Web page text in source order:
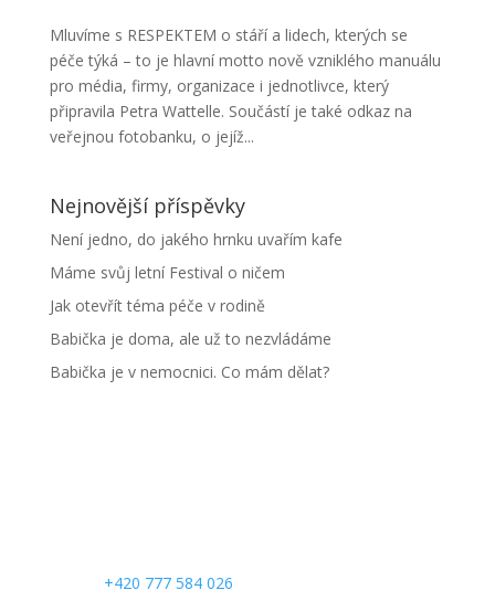
Mluvíme s RESPEKTEM o stáří a lidech, kterých se
péče týká – to je hlavní motto nově vzniklého manuálu
pro média, firmy, organizace i jednotlivce, který
připravila Petra Wattelle. Součástí je také odkaz na
veřejnou fotobanku, o jejíž...
Nejnovější příspěvky
Není jedno, do jakého hrnku uvařím kafe
Máme svůj letní Festival o ničem
Jak otevřít téma péče v rodině
Babička je doma, ale už to nezvládáme
Babička je v nemocnici. Co mám dělat?
+420 777 584 026